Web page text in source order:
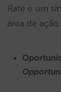
Rate é um
área de ação.